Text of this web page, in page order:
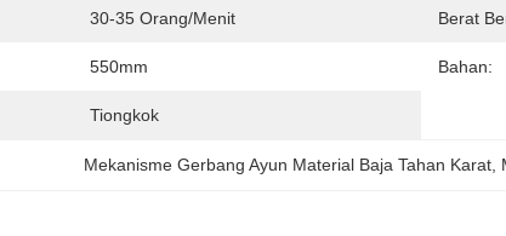
30-35 Orang/menit Berat
550mm Bahan:
Tiongkok
Mekanisme Gerbang Ayun Material Baja Tahan Karat,